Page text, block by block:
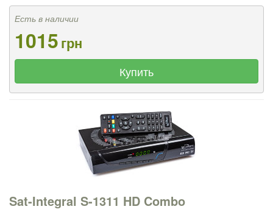
Есть в наличии
1015грн
Купить
Sat-Integral S-1311 HD Combo